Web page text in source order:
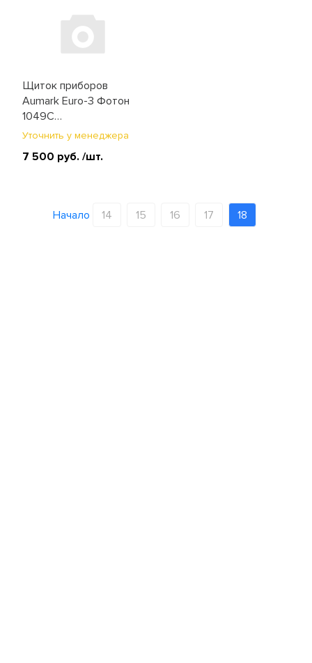
Щиток приборов
Aumark Euro-3 Фотон
1049C
(1B18037600066)
Уточнить у менеджера
7 500 руб. /шт.
Начало 14 15 16 17 18